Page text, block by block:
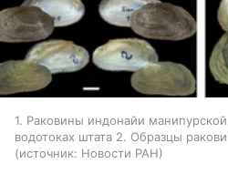
1. Раковины индонайи
водотоках штата 2. Образцы
источник: Новости РАН